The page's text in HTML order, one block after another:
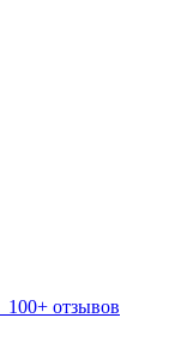
100+ отзывов